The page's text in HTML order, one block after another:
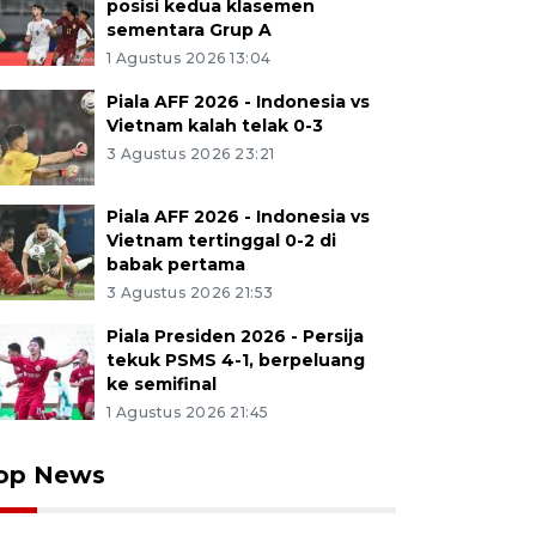
posisi kedua klasemen
sementara Grup A
1 Agustus 2026 13:04
Piala AFF 2026 - Indonesia vs
Vietnam kalah telak 0-3
3 Agustus 2026 23:21
Piala AFF 2026 - Indonesia vs
Vietnam tertinggal 0-2 di
babak pertama
3 Agustus 2026 21:53
Piala Presiden 2026 - Persija
tekuk PSMS 4-1, berpeluang
ke semifinal
1 Agustus 2026 21:45
News